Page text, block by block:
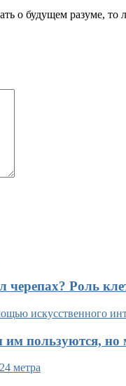
о будущем разуме, то
черепах? Роль
пользуются, но